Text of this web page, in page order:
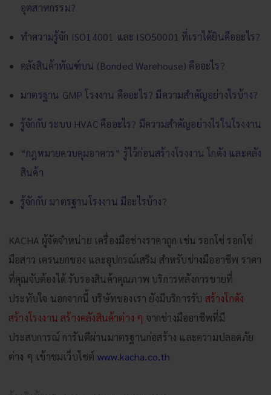
อุตสาหกรรม?
ทำความรู้จัก ISO14001 และ ISO50001 ที่เราได้ยินคืออะไร?
คลังสินค้าทัณฑ์บน (Bonded Warehouse) คืออะไร?
มาตรฐาน GMP โรงงาน คืออะไร? มีความสำคัญอย่างไรบ้าง?
รู้จักกับ ระบบ HVAC คืออะไร? มีความสำคัญอย่างไรในโรงงาน
“กฎหมายควบคุมอาคาร” รู้ไว้ก่อนสร้างโรงงาน โกดัง และคลัง
สินค้า
รู้จักกับ มาตรฐานโรงงาน มีอะไรบ้าง?
KACHA ผู้จัดจำหน่าย เครื่องมือช่างราคาถูก เช่น รอกโซ่ รอกโซ่
มือสาว เครนยกของ และอุปกรณ์เสริม สำหรับช่างมืออาชีพ ราคา
ที่คุณจับต้องได้ รับรองสินค้าคุณภาพ บริการหลังการขายที่
ประทับใจ นอกจากนี้ บริษัทของเรา ยังมีบริการรับ สร้างโกดัง
สร้างโรงงาน สร้างคลังสินค้าต่าง ๆ จากช่างมืออาชีพที่มี
ประสบการณ์ การันตีผ่านมาตรฐานก่อสร้าง และความปลอดภัย
ต่าง ๆ เข้าชมเว็บไซต์ www.kacha.co.th